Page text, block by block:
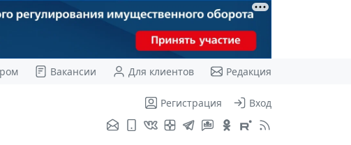
Вакансии Для клиентов Редакция
Регистрация Вход